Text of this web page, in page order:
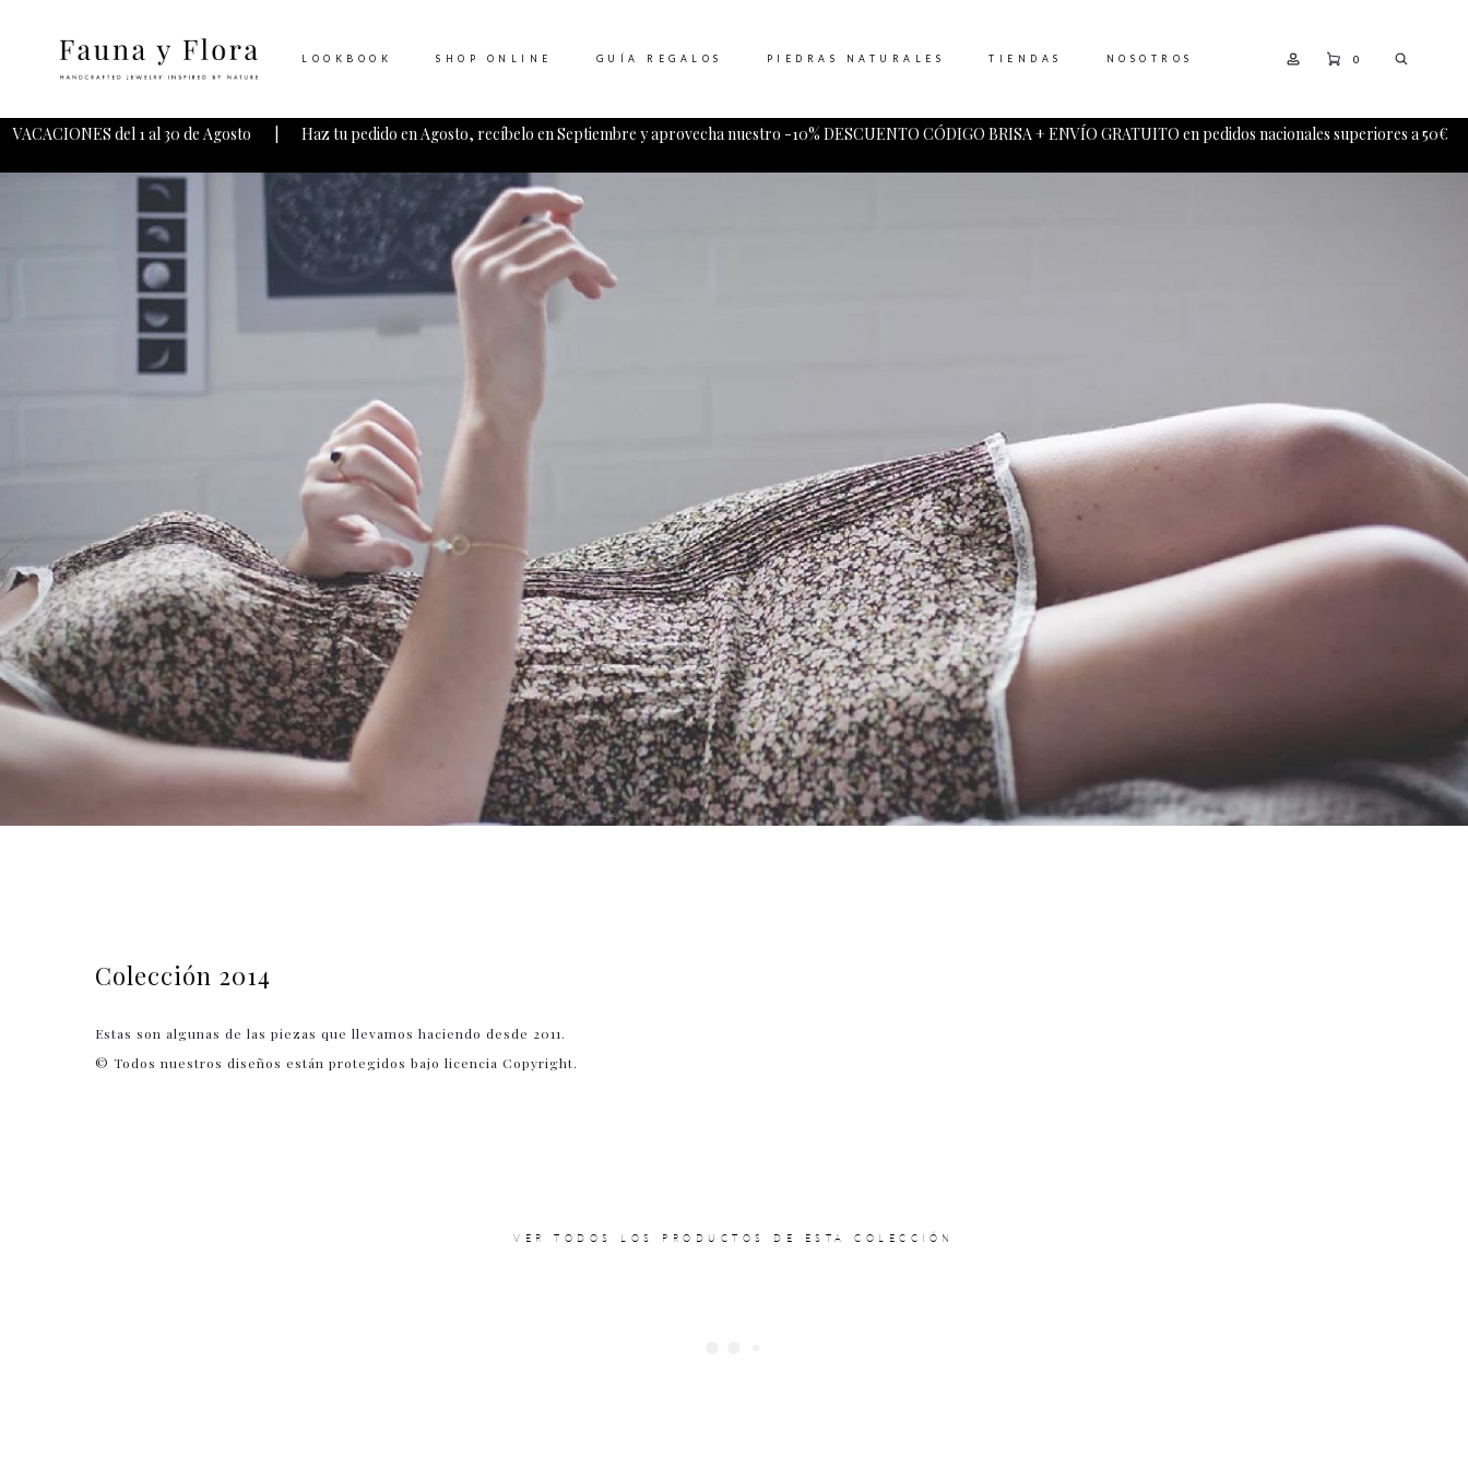
VACACIONES del 1 al 30 de Agosto | Haz tu pedido en Agosto, recíbelo en Septiembre y aprovecha nuestro -10% DESCUENTO CÓDIGO BRISA + ENVÍO GRATUITO en pedidos nacionales superiores a 50€
LOOKBOOK SHOP ONLINE GUÍA REGALOS PIEDRAS NATURALES TIENDAS NOSOTROS 0
Colección 2014
Estas son algunas de las piezas que llevamos haciendo desde 2011.
© Todos nuestros diseños están protegidos bajo licencia Copyright.
VER TODOS LOS PRODUCTOS DE ESTA COLECCIÓN
Tu carrito esta vacio.